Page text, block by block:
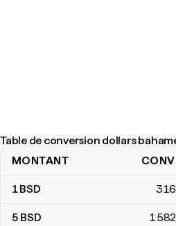
Table de conversion dollars
Table de conversion dollars
MONTANT
1BSD 316
5 BSD 1 582